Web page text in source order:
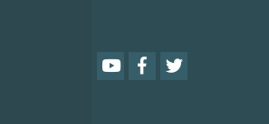
Youtube Facebook